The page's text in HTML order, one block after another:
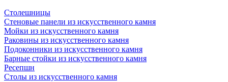
Столешницы
Стеновые панели из искусственного камня
Мойки из искусственного камня
Раковины из искусственного камня
Подоконники из искусственного камня
Барные стойки из искусственного камня
Ресепшн
Cтолы из искусственного камня